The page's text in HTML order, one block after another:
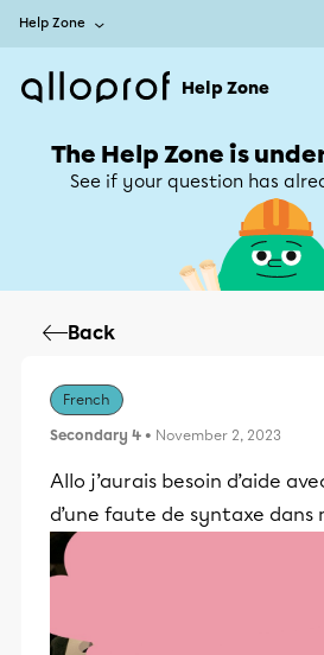
Help Zone
Help Zone
The Help Zone is
See if your question has
Back
French
Secondary 4 • November 2, 2023
Allo j’aurais besoin d’aide
d’une faute de syntaxe dans